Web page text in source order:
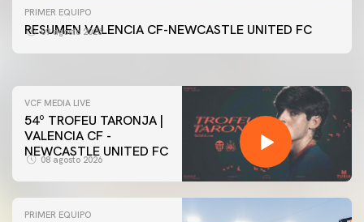
PRIMER EQUIPO
RESUMEN VALENCIA CF-NEWCASTLE UNITED FC
09 agosto 2026
GALERÍA | VALENCIA CF - NEWCASTLE UNITED FC
54ª EDICIÓN TROFEU TARONJA
VCF MEDIA LIVE
54º TROFEU TARONJA |
VALENCIA CF -
NEWCASTLE UNITED FC
08 agosto 2026
PRIMER EQUIPO